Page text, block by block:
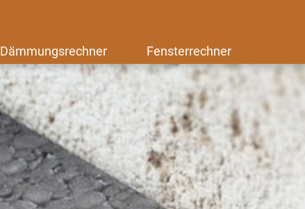
Dämmungsrechner Fensterrechner